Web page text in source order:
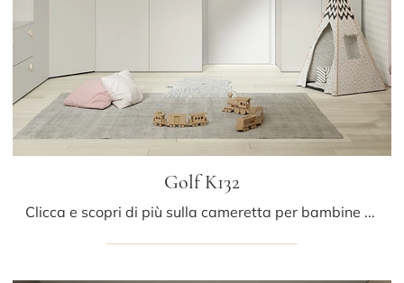
Golf K132
Clicca e scopri di più sulla cameretta per bambine Golf K132! Le Camerette con letti a castello Colombini Casa ti attendono.